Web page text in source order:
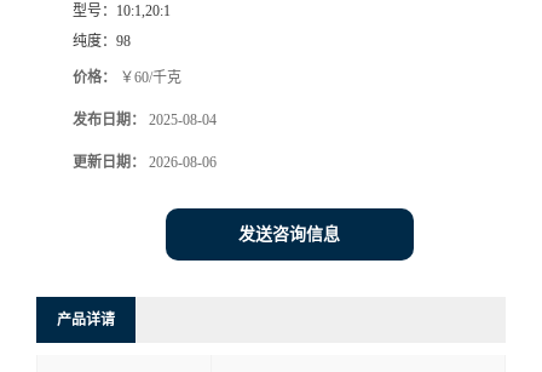
型号： 10:1,20:1
纯度： 98
价格： ￥60/千克
发布日期： 2025-08-04
更新日期： 2026-08-06
发送咨询信息
产品详请